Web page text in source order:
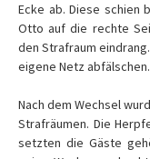
Ecke ab. Diese schien
Otto auf die rechte
den Strafraum
eigene Netz abfälschen.
Nach dem Wechsel
Strafräumen. Die
setzten die Gäste